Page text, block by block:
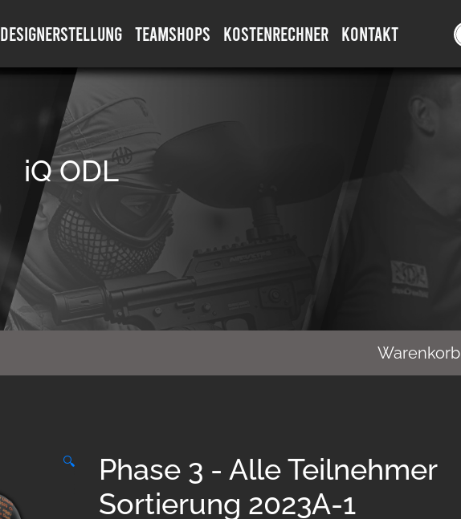
DESIGNERSTELLUNG TEAMSHOPS KOSTENRECHNER KONTAKT
iQ ODL
Warenkorb
🔍
Phase 3 - Alle Teilnehmer
Sortierung 2023A-1